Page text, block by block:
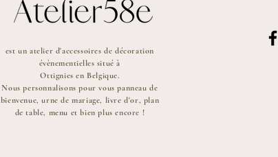
est un atelier d'accessoires de décoration
évènementielles situé à
Ottignies en Belgique.
Nous personnalisons pour vous panneau de
bienvenue, urne de mariage, livre d'or, plan
de table, menu et bien plus encore !